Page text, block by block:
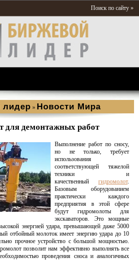
Поиск по сайту »
лидер » Новости Мира
для демонтажных работ
Выполнение работ по сносу,
но не только, требует
использования
соответствующей тяжелой
техники и
качественный гидромолот.
Базовым оборудованием
практически каждого
предприятия в этой сфере
будут гидромолоты для
экскаваторов. Это мощные
энергией удара, превышающей даже 5000
отбойный молоток имеет энергию удара до 10
прочное устройство с большой мощностью.
позволит нам эффективно выполнять все
проведения сноса и аналогичных